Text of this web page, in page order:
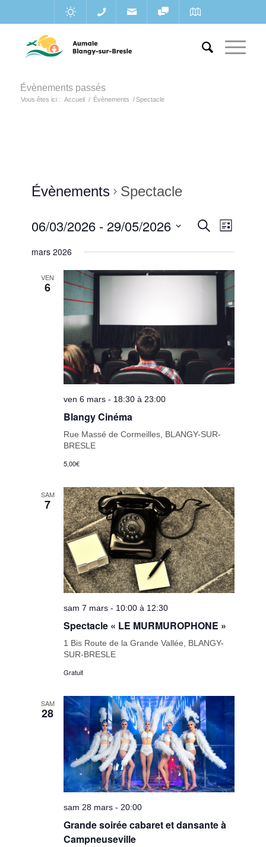
Évènements passés
Vous êtes ici : Accueil / Évènements / Spectacle
Évènements Spectacle
de
vues
Recherche
vues
Liste
06/03/2026 - 29/05/2026
une
mars 2026
VEN
6
ven 6 mars - 18:30 à 23:00
Blangy Cinéma
Rue Massé de Cormeilles, BLANGY-SUR-
BRESLE
5,00€
SAM
7
sam 7 mars - 10:00 à 12:30
Spectacle « LE MURMUROPHONE »
1 Bis Route de la Grande Vallée, BLANGY-
SUR-BRESLE
Gratuit
SAM
28
sam 28 mars - 20:00
Grande soirée cabaret et dansante à
Campneuseville